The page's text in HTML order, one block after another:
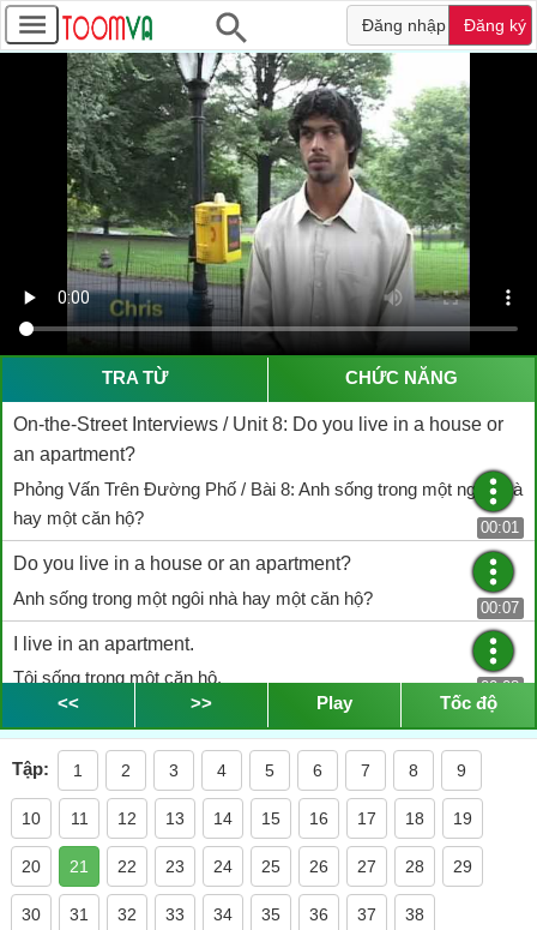
Đăng nhập Đăng ký
TRA TỪ CHỨC NĂNG
On-the-Street Interviews / Unit 8: Do you live in a house or
an apartment?
Phỏng Vấn Trên Đường Phố / Bài 8: Anh sống trong một ngôi nhà
hay một căn hộ?
00:01
Do you live in a house or an apartment?
Anh sống trong một ngôi nhà hay một căn hộ?
00:07
I live in an apartment.
Tôi sống trong một căn hộ.
00:08
I live in a house.
Tôi sống trong một ngôi nhà.
I live in an apartment.
Tôi sống trong một căn hộ.
00:11
Okay.
Vâng.
<< >> Play Tốc độ
Tập: 1 2 3 4 5 6 7 8 9
10 11 12 13 14 15 16 17 18 19
20 21 22 23 24 25 26 27 28 29
30 31 32 33 34 35 36 37 38